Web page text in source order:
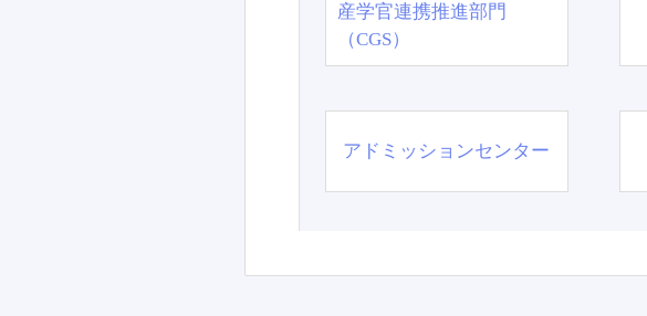
産学官連携推進部門
（CGS）
アドミッションセンター